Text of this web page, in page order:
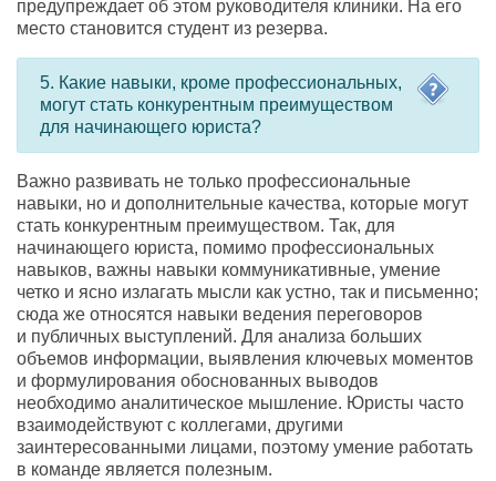
предупреждает об этом руководителя клиники. На его
место становится студент из резерва.
5. Какие навыки, кроме профессиональных,
могут стать конкурентным преимуществом
для начинающего юриста?
Важно развивать не только профессиональные
навыки, но и дополнительные качества, которые могут
стать конкурентным преимуществом. Так, для
начинающего юриста, помимо профессиональных
навыков, важны навыки коммуникативные, умение
четко и ясно излагать мысли как устно, так и письменно;
сюда же относятся навыки ведения переговоров
и публичных выступлений. Для анализа больших
объемов информации, выявления ключевых моментов
и формулирования обоснованных выводов
необходимо аналитическое мышление. Юристы часто
взаимодействуют с коллегами, другими
заинтересованными лицами, поэтому умение работать
в команде является полезным.